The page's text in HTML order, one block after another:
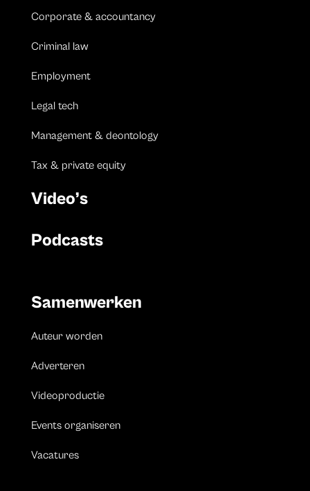
Corporate & accountancy
Criminal law
Employment
Legal tech
Management & deontology
Tax & private equity
Video’s
Podcasts
Samenwerken
Auteur worden
Adverteren
Videoproductie
Events organiseren
Vacatures